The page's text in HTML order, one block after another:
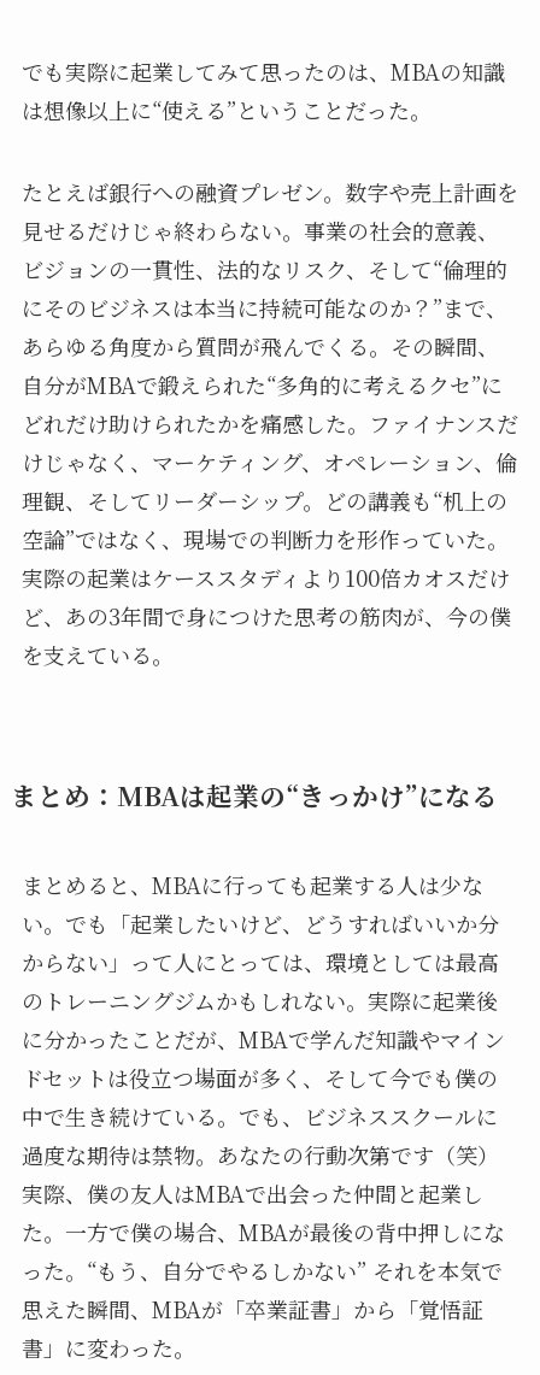
でも実際に起業してみて思ったのは、MBAの知識
は想像以上に“使える”ということだった。
たとえば銀行への融資プレゼン。数字や売上計画を
見せるだけじゃ終わらない。事業の社会的意義、
ビジョンの一貫性、法的なリスク、そして“倫理的
にそのビジネスは本当に持続可能なのか？”まで、
あらゆる角度から質問が飛んでくる。その瞬間、
自分がMBAで鍛えられた“多角的に考えるクセ”に
どれだけ助けられたかを痛感した。ファイナンスだ
けじゃなく、マーケティング、オペレーション、倫
理観、そしてリーダーシップ。どの講義も“机上の
空論”ではなく、現場での判断力を形作っていた。
実際の起業はケーススタディより100倍カオスだけ
ど、あの3年間で身につけた思考の筋肉が、今の僕
を支えている。
まとめ：MBAは起業の“きっかけ”になる
まとめると、MBAに行っても起業する人は少な
い。でも「起業したいけど、どうすればいいか分
からない」って人にとっては、環境としては最高
のトレーニングジムかもしれない。実際に起業後
に分かったことだが、MBAで学んだ知識やマイン
ドセットは役立つ場面が多く、そして今でも僕の
中で生き続けている。でも、ビジネススクールに
過度な期待は禁物。あなたの行動次第です（笑）
実際、僕の友人はMBAで出会った仲間と起業し
た。一方で僕の場合、MBAが最後の背中押しにな
った。“もう、自分でやるしかない” それを本気で
思えた瞬間、MBAが「卒業証書」から「覚悟証
書」に変わった。